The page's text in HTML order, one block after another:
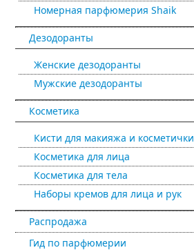
Номерная парфюмерия Shaik
Дезодоранты
Женские дезодоранты
Мужские дезодоранты
Косметика
Кисти для макияжа и косметички
Косметика для лица
Косметика для тела
Наборы кремов для лица и рук
Распродажа
Гид по парфюмерии